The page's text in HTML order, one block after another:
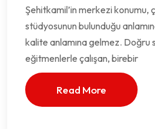
Şehitkamil’in merkezi konumu,
stüdyosunun bulunduğu
kalite anlamına gelmez. Doğru
eğitmenlerle çalışan, birebir
Read More